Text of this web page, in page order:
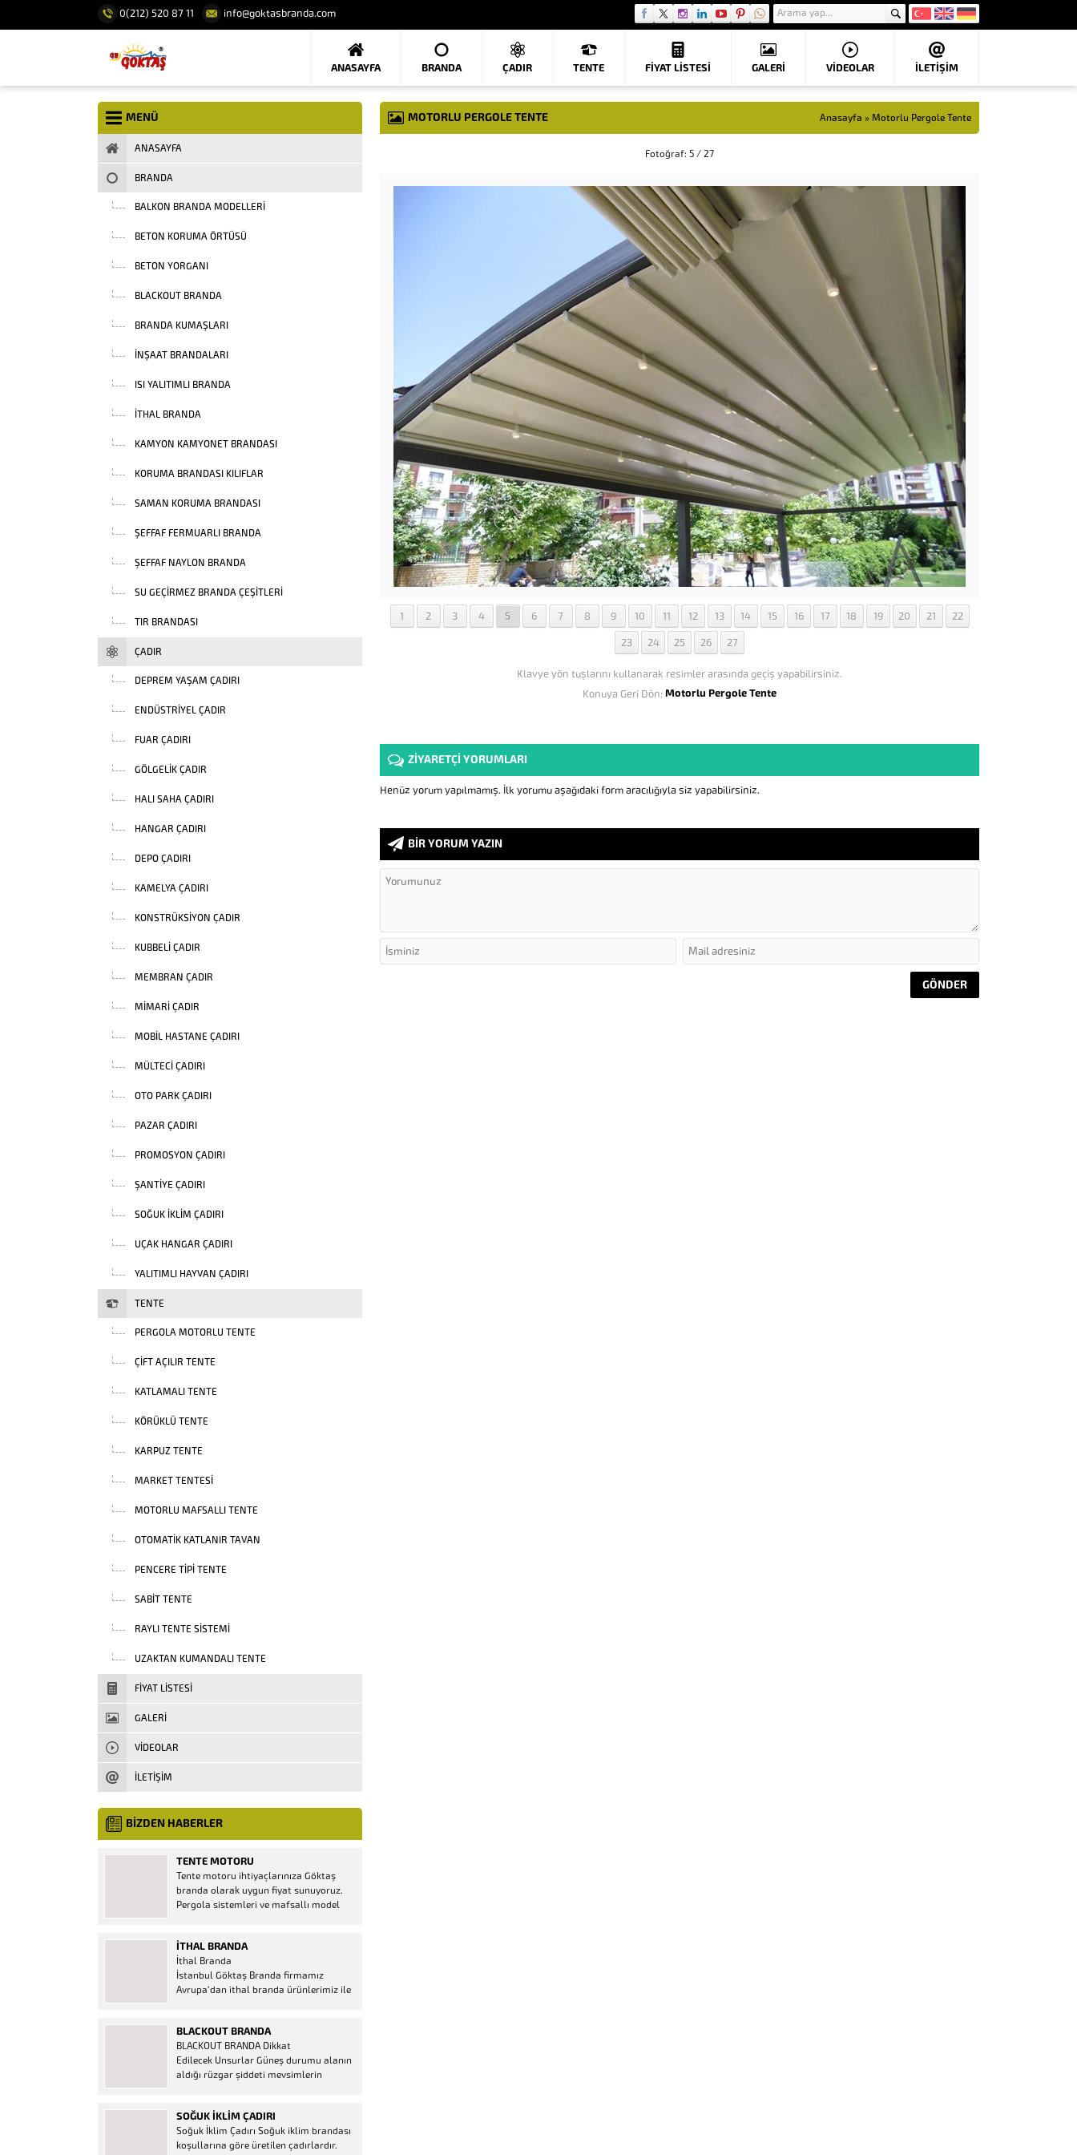
0(212) 520 87 11 info@goktasbranda.com
ANASAYFA BRANDA ÇADIR TENTE FIYAT LISTESI GALERİ VIDEOLAR İLETİŞİM
MOTORLU PERGOLE TENTE Anasayfa » Motorlu Pergole Tente
Fotoğraf: 5 / 27
1 2 3 4 5 6 7 8 9 10 11 12 13 14 15 16 17 18 19 20 21 22
23 24 25 26 27
Klavye yön tuşlarını kullanarak resimler arasında geçiş yapabilirsiniz.
Konuya Geri Dön: Motorlu Pergole Tente
ZİYARETÇİ YORUMLARI
Henüz yorum yapılmamış. İlk yorumu aşağıdaki form aracılığıyla siz yapabilirsiniz.
BİR YORUM YAZIN
MENÜ
ANASAYFA
BRANDA
BALKON BRANDA MODELLERI
BETON KORUMA ÖRTÜSÜ
BETON YORGANI
BLACKOUT BRANDA
BRANDA KUMAŞLARI
INŞAAT BRANDALARI
ISI YALITIMLI BRANDA
İTHAL BRANDA
KAMYON KAMYONET BRANDASI
KORUMA BRANDASI KILIFLAR
SAMAN KORUMA BRANDASI
ŞEFFAF FERMUARLI BRANDA
ŞEFFAF NAYLON BRANDA
SU GEÇIRMEZ BRANDA ÇEŞITLERI
TIR BRANDASI
ÇADIR
DEPREM YAŞAM ÇADIRI
ENDÜSTRIYEL ÇADIR
FUAR ÇADIRI
GÖLGELIK ÇADIR
HALI SAHA ÇADIRI
HANGAR ÇADIRI
DEPO ÇADIRI
KAMELYA ÇADIRI
KONSTRÜKSIYON ÇADIR
KUBBELI ÇADIR
MEMBRAN ÇADIR
MIMARI ÇADIR
MOBIL HASTANE ÇADIRI
MÜLTECI ÇADIRI
OTO PARK ÇADIRI
PAZAR ÇADIRI
PROMOSYON ÇADIRI
ŞANTIYE ÇADIRI
SOĞUK İKLIM ÇADIRI
UÇAK HANGAR ÇADIRI
YALITIMLI HAYVAN ÇADIRI
TENTE
PERGOLA MOTORLU TENTE
ÇIFT AÇILIR TENTE
KATLAMALI TENTE
KÖRÜKLÜ TENTE
KARPUZ TENTE
MARKET TENTESI
MOTORLU MAFSALLI TENTE
OTOMATIK KATLANIR TAVAN
PENCERE TIPI TENTE
SABIT TENTE
RAYLI TENTE SISTEMI
UZAKTAN KUMANDALI TENTE
FIYAT LISTESI
GALERİ
VIDEOLAR
İLETİŞİM
BİZDEN HABERLER
TENTE MOTORU
Tente motoru ihtiyaçlarınıza Göktaş
branda olarak uygun fiyat sunuyoruz.
Pergola sistemleri ve mafsallı model
mevcuttur. Kumanda ve diğer aparatlar
firmamızda mevcuttur.
İTHAL BRANDA
İthal Branda
İstanbul Göktaş Branda firmamız
Avrupa’dan ithal branda ürünlerimiz ile
Ürün Al dükkanı ürünleri peşin fiyatına
bol taksitle Göktaş Branda Çeşitleri
Adresinde, 1.kalite ithal ürün ne demek
Brandacı sektöründe faaliyet gösteren,
BLACKOUT BRANDA
BLACKOUT BRANDA Dikkat
Edilecek Unsurlar Güneş durumu alanın
aldığı rüzgar şiddeti mevsimlerin
düşünmeniz gereken bir kaç faktörden
biridir. Türkiye’nin lider Branda markası
Göktaş Branda, Hazine ve Maliye Bakanı
SOĞUK İKLIM ÇADIRI
Soğuk İklim Çadırı Soğuk iklim brandası
koşullarına göre üretilen çadırlardır.